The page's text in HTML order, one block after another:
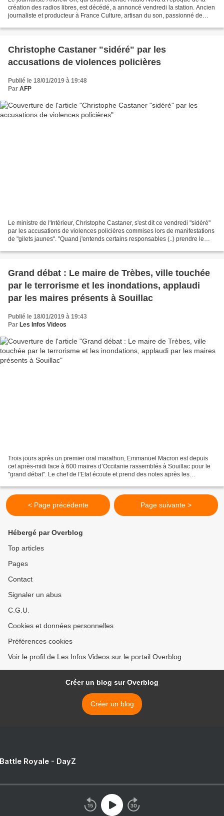
création des radios libres, est décédé, a annoncé vendredi la station. Ancien
journaliste et producteur à France Culture, artisan du son, passionné de
Christophe Castaner "sidéré" par les
accusations de violences policières
Publié le 18/01/2019 à 19:48
Par AFP
Le ministre de l'Intérieur, Christophe Castaner, s'est dit ce vendredi "sidéré"
par les accusations de violences policières commises lors de manifestations
de "gilets jaunes". "Quand j'entends certains responsables (..) prendre le
Grand débat : Le maire de Trèbes, ville touchée
par le terrorisme et les inondations, applaudi
par les maires présents à Souillac
Publié le 18/01/2019 à 19:43
Par Les Infos Videos
Trois jours après un premier oral marathon, Emmanuel Macron est depuis
cet après-midi face à 600 maires d’Occitanie rassemblés à Souillac pour le
"grand débat". Le chef de l'Etat écoute et prend des notes après les
< Page précédente Page suivante >
Hébergé par Overblog
Top articles
Pages
Contact
Signaler un abus
C.G.U.
Cookies et données personnelles
Préférences cookies
Voir le profil de Les Infos Videos sur le portail Overblog
Créer un blog sur Overblog
Créer un blog
Royale - DayZ